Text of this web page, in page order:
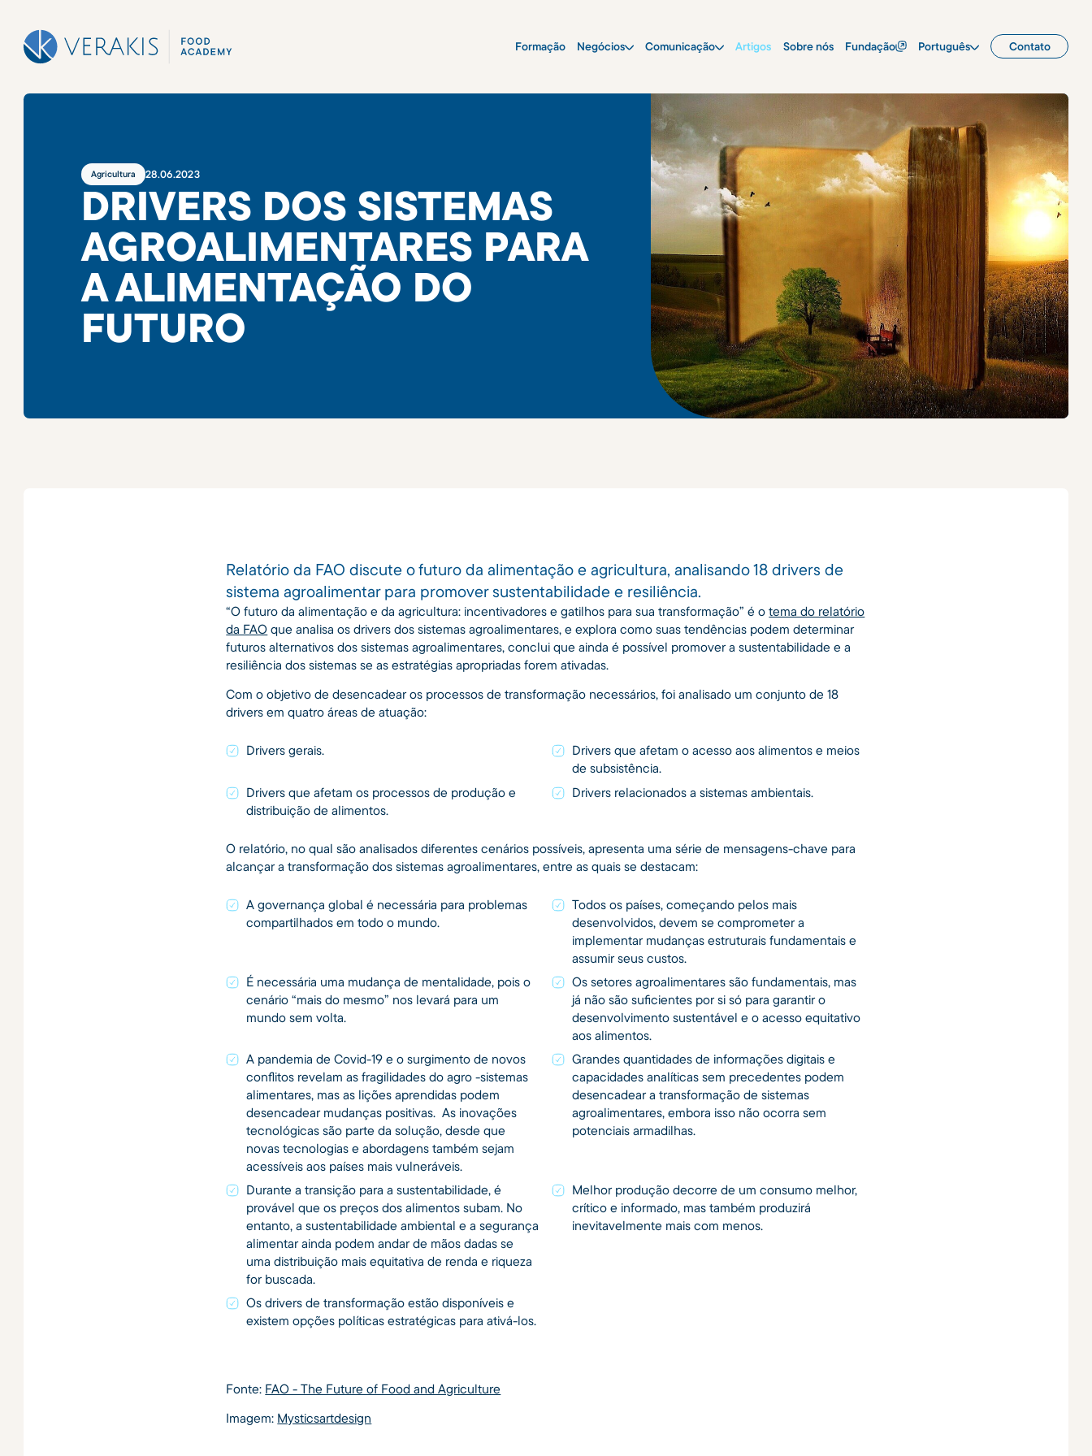
Formação Negócios Comunicação Artigos Sobre nós Fundação Português Contato
Agricultura 28.06.2023
DRIVERS DOS SISTEMAS
AGROALIMENTARES PARA
A ALIMENTAÇÃO DO
FUTURO
Relatório da FAO discute o futuro da alimentação e agricultura, analisando 18 drivers de
sistema agroalimentar para promover sustentabilidade e resiliência.
“O futuro da alimentação e da agricultura: incentivadores e gatilhos para sua transformação” é otema do relatório
da FAO que analisa os drivers dos sistemas agroalimentares, e explora como suas tendências podem determinar
futuros alternativos dos sistemas agroalimentares, conclui que ainda é possível promover a sustentabilidade e a
resiliência dos sistemas se as estratégias apropriadas forem ativadas.
Com o objetivo de desencadear os processos de transformação necessários, foi analisado um conjunto de 18
drivers em quatro áreas de atuação:
Drivers gerais.
Drivers que afetam o acesso aos alimentos e meios
de subsistência.
Drivers que afetam os processos de produção e
distribuição de alimentos.
Drivers relacionados a sistemas ambientais.
O relatório, no qual são analisados ​​diferentes cenários possíveis, apresenta uma série de mensagens-chave para
alcançar a transformação dos sistemas agroalimentares, entre as quais se destacam:
A governança global é necessária para problemas
compartilhados em todo o mundo.
Todos os países, começando pelos mais
desenvolvidos, devem se comprometer a
implementar mudanças estruturais fundamentais e
assumir seus custos.
É necessária uma mudança de mentalidade, pois o
cenário “mais do mesmo” nos levará para um
mundo sem volta.
Os setores agroalimentares são fundamentais, mas
já não são suficientes por si só para garantir o
desenvolvimento sustentável e o acesso equitativo
aos alimentos.
A pandemia de Covid-19 e o surgimento de novos
conflitos revelam as fragilidades do agro -sistemas
alimentares, mas as lições aprendidas podem
desencadear mudanças positivas. As inovações
tecnológicas são parte da solução, desde que
novas tecnologias e abordagens também sejam
acessíveis aos países mais vulneráveis.
Grandes quantidades de informações digitais e
capacidades analíticas sem precedentes podem
desencadear a transformação de sistemas
agroalimentares, embora isso não ocorra sem
potenciais armadilhas.
Durante a transição para a sustentabilidade, é
provável que os preços dos alimentos subam. No
entanto, a sustentabilidade ambiental e a segurança
alimentar ainda podem andar de mãos dadas se
uma distribuição mais equitativa de renda e riqueza
for buscada.
Melhor produção decorre de um consumo melhor,
crítico e informado, mas também produzirá
inevitavelmente mais com menos.
Os drivers de transformação estão disponíveis e
existem opções políticas estratégicas para ativá-los.
Fonte: FAO - The Future of Food and Agriculture
Imagem: Mysticsartdesign